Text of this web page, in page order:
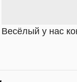
Весёлый у нас